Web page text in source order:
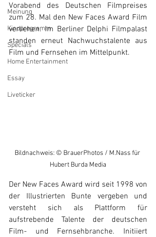
Meinung
Kinoprogramm
Specials
Home Entertainment
Essay
Liveticker
Vorabend des Deutschen Filmpreises
zum 28. Mal den New Faces Award Film
verliehen. Im Berliner Delphi Filmpalast
standen erneut Nachwuchstalente aus
Film und Fernsehen im Mittelpunkt.
Bildnachweis: © BrauerPhotos / M.Nass für
Hubert Burda Media
Der New Faces Award wird seit 1998 von
der Illustrierten Bunte vergeben und
versteht sich als Plattform für
aufstrebende Talente der deutschen
Film- und Fernsehbranche. Initiiert